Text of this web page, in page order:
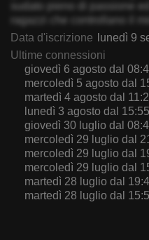
sudato pieno di passione
ragazzi che controllano il
Data d'iscrizione
lunedì 9
Ultime connessioni
giovedì 6 agosto dal
mercoledì 5 agosto dal
martedì 4 agosto dal
lunedì 3 agosto dal
giovedì 30 luglio dal
mercoledì 29 luglio dal
mercoledì 29 luglio dal
mercoledì 29 luglio dal
martedì 28 luglio dal
martedì 28 luglio dal